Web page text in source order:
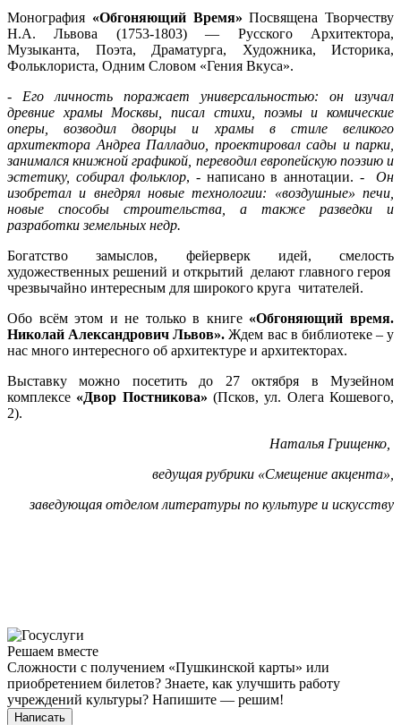
Монография «Обгоняющий Время» Посвящена Творчеству
Н.А. Львова (1753-1803) — Русского Архитектора,
Музыканта, Поэта, Драматурга, Художника, Историка,
Фольклориста, Одним Словом «Гения Вкуса».
- Его личность поражает универсальностью: он изучал
древние храмы Москвы, писал стихи, поэмы и комические
оперы, возводил дворцы и храмы в стиле великого
архитектора Андреа Палладио, проектировал сады и парки,
занимался книжной графикой, переводил европейскую поэзию и
эстетику, собирал фольклор, - написано в аннотации. -Он
изобретал и внедрял новые технологии: «воздушные» печи,
новые способы строительства, а также разведки и
разработки земельных недр.
Богатство замыслов, фейерверк идей, смелость
художественных решений и открытий делают главного героя
чрезвычайно интересным для широкого круга читателей.
Обо всём этом и не только в книге «Обгоняющий время.
Николай Александрович Львов».Ждем вас в библиотеке – у
нас много интересного об архитектуре и архитекторах.
Выставку можно посетить до 27 октября в Музейном
комплексе «Двор Постникова»(Псков, ул. Олега Кошевого,
2).
Наталья Грищенко,
ведущая рубрики «Смещение акцента»,
заведующая отделом литературы по культуре и искусству
Решаем вместе
Сложности с получением «Пушкинской карты» или
приобретением билетов? Знаете, как улучшить работу
учреждений культуры? Напишите — решим!
Написать